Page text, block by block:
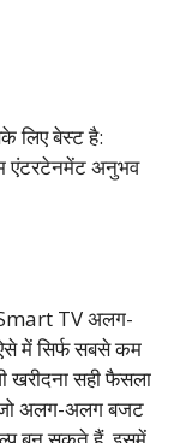
लिए बेस्ट है:
एंटरटेनमेंट अनुभव
TV अलग-
में सिर्फ सबसे कम
खरीदना सही फैसला
जो अलग-अलग बजट